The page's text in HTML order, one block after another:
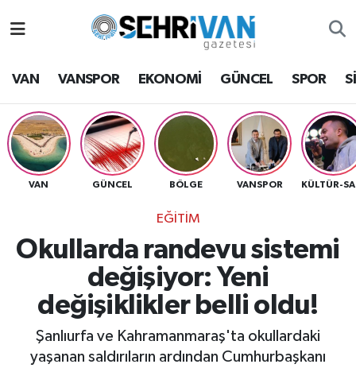
VAN VANSPOR EKONOMİ GÜNCEL SPOR
VAN GÜNCEL BÖLGE VANSPOR
EĞİTİM
Okullarda randevu sistemi
değişiyor: Yeni
değişiklikler belli oldu!
Şanlıurfa ve Kahramanmaraş'ta okullardaki
yaşanan saldırıların ardından Cumhurbaşkanı
Van Hava Durumu
VAN Namaz Vakitleri
Van Trafik Yoğunluk Haritası
Süper Lig Puan Durumu ve Fikstür
Tüm Manşetler
Son Dakika Haberleri
Haber Arşivi